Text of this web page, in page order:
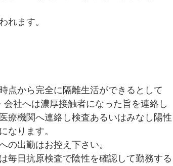
れます。
点から完全に隔離生活ができるとして
社へは濃厚接触者になった旨を連絡し
療機関へ連絡し検査あるいはみなし陽性
なります。
の出勤はお控え下さい。
毎日抗原検査で陰性を確認して勤務する